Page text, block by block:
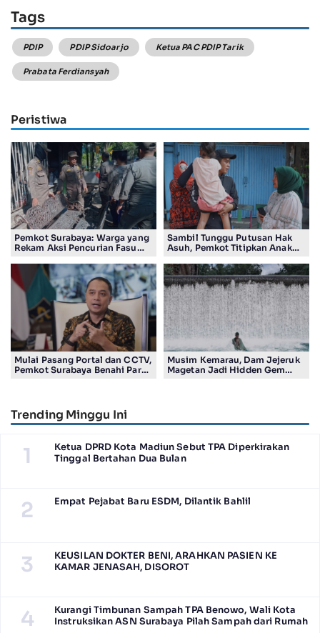
Tags
PDIP PDIP Sidoarjo Ketua PAC PDIP Tarik
Prabata Ferdiansyah
Peristiwa
Pemkot Surabaya: Warga yang
Rekam Aksi Pencurian Fasum
Ribu
Sambil Tunggu Putusan Hak
Asuh, Pemkot Titipkan Anak
Aman Kota Surabaya
Mulai Pasang Portal dan CCTV,
Pemkot Surabaya Benahi Parkir
Musim Kemarau, Dam Jejeruk
Magetan Jadi Hidden Gem
Trending Minggu Ini
1
Ketua DPRD Kota Madiun Sebut TPA Diperkirakan
Tinggal Bertahan Dua Bulan
2 Empat Pejabat Baru ESDM, Dilantik Bahlil
3
KEUSILAN DOKTER BENI, ARAHKAN PASIEN KE
KAMAR JENASAH, DISOROT
4
Kurangi Timbunan Sampah TPA Benowo, Wali Kota
Instruksikan ASN Surabaya Pilah Sampah dari Rumah